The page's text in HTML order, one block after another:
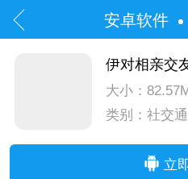
安卓软件
伊对相亲交
大小：
类别：社交
立